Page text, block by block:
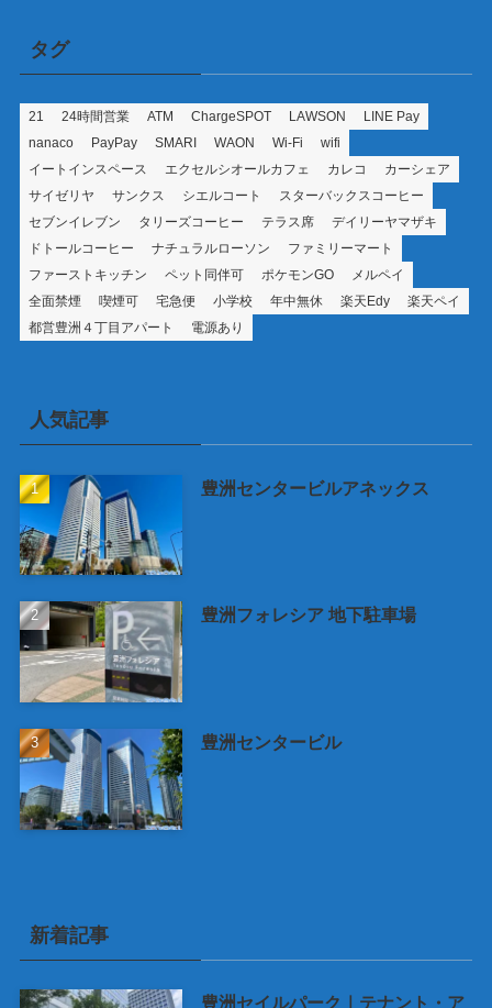
タグ
21 24時間営業 ATM ChargeSPOT LAWSON
LINE Pay
nanaco
PayPay SMARI WAON Wi-Fi
wifi
イートインスペース
エクセルシオールカフェ カレコ
カーシェア
サイゼリヤ
サンクス シエルコート
スターバックスコーヒー
セブンイレブン
タリーズコーヒー テラス席
デイリーヤマザキ
ドトールコーヒー
ナチュラルローソン
ファミリーマート
ファーストキッチン
ペット同伴可 ポケモンGO
メルペイ
全面禁煙
喫煙可 宅急便 小学校 年中無休 楽天Edy
楽天ペイ
都営豊洲４丁目アパート
電源あり
人気記事
豊洲センタービルアネックス
豊洲フォレシア 地下駐車場
豊洲センタービル
新着記事
豊洲セイルパーク｜テナント・ア